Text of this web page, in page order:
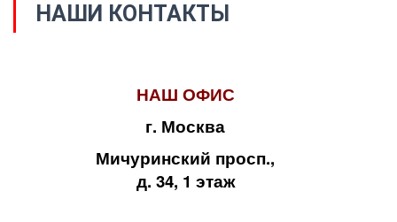
НАШИ КОНТАКТЫ
НАШ ОФИС
г. Москва
Мичуринский просп.,
д. 34, 1 этаж